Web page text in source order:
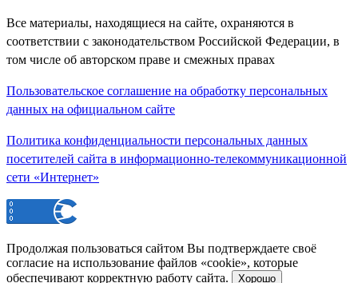
Все материалы, находящиеся на сайте, охраняются в
соответствии с законодательством Российской Федерации, в
том числе об авторском праве и смежных правах
Пользовательское соглашение на обработку персональных
данных на официальном сайте
Политика конфиденциальности персональных данных
посетителей сайта в информационно-телекоммуникационной
сети «Интернет»
Продолжая пользоваться сайтом Вы подтверждаете своё
согласие на использование файлов «cookie», которые
обеспечивают корректную работу сайта.
Хорошо